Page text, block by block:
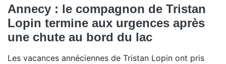
Annecy : le compagnon de Tristan
Lopin termine aux urgences après
une chute au bord du lac
Les vacances annéciennes de Tristan Lopin ont pris